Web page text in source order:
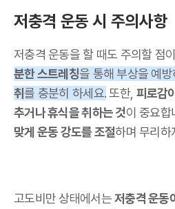
저충격 운동 시 주의사항
저충격 운동을 할 때도 주의할 점
분한 스트레칭을 통해 부상을 예
취를 충분히 하세요.또한, 피로감
추거나 휴식을 취하는 것이 중요
맞게 운동 강도를 조절하며 무리하
고도비만 상태에서는저충격 운동